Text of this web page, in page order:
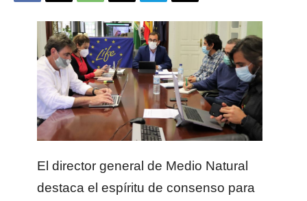
El director general de Medio Natural
destaca el espíritu de consenso para